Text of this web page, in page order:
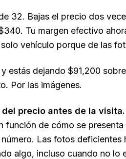
32. Bajas el precio dos
Tu margen efectivo
vehículo porque de las
estás dejando $91,200
Por las imágenes.
precio antes de la visita.
función de cómo se
Las fotos deficientes
algo, incluso cuando no lo